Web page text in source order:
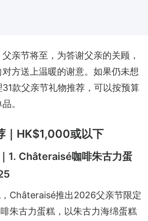
亲节将至，为答谢父亲的关顾，
方送上温暖的谢意。如果仍未想
款父亲节礼物推荐，可以按预算
。
｜HK$1,000或以下
1. Châteraisé咖啡朱古力蛋
Châteraisé推出2026父亲节限定
朱古力蛋糕，以朱古力海绵蛋糕